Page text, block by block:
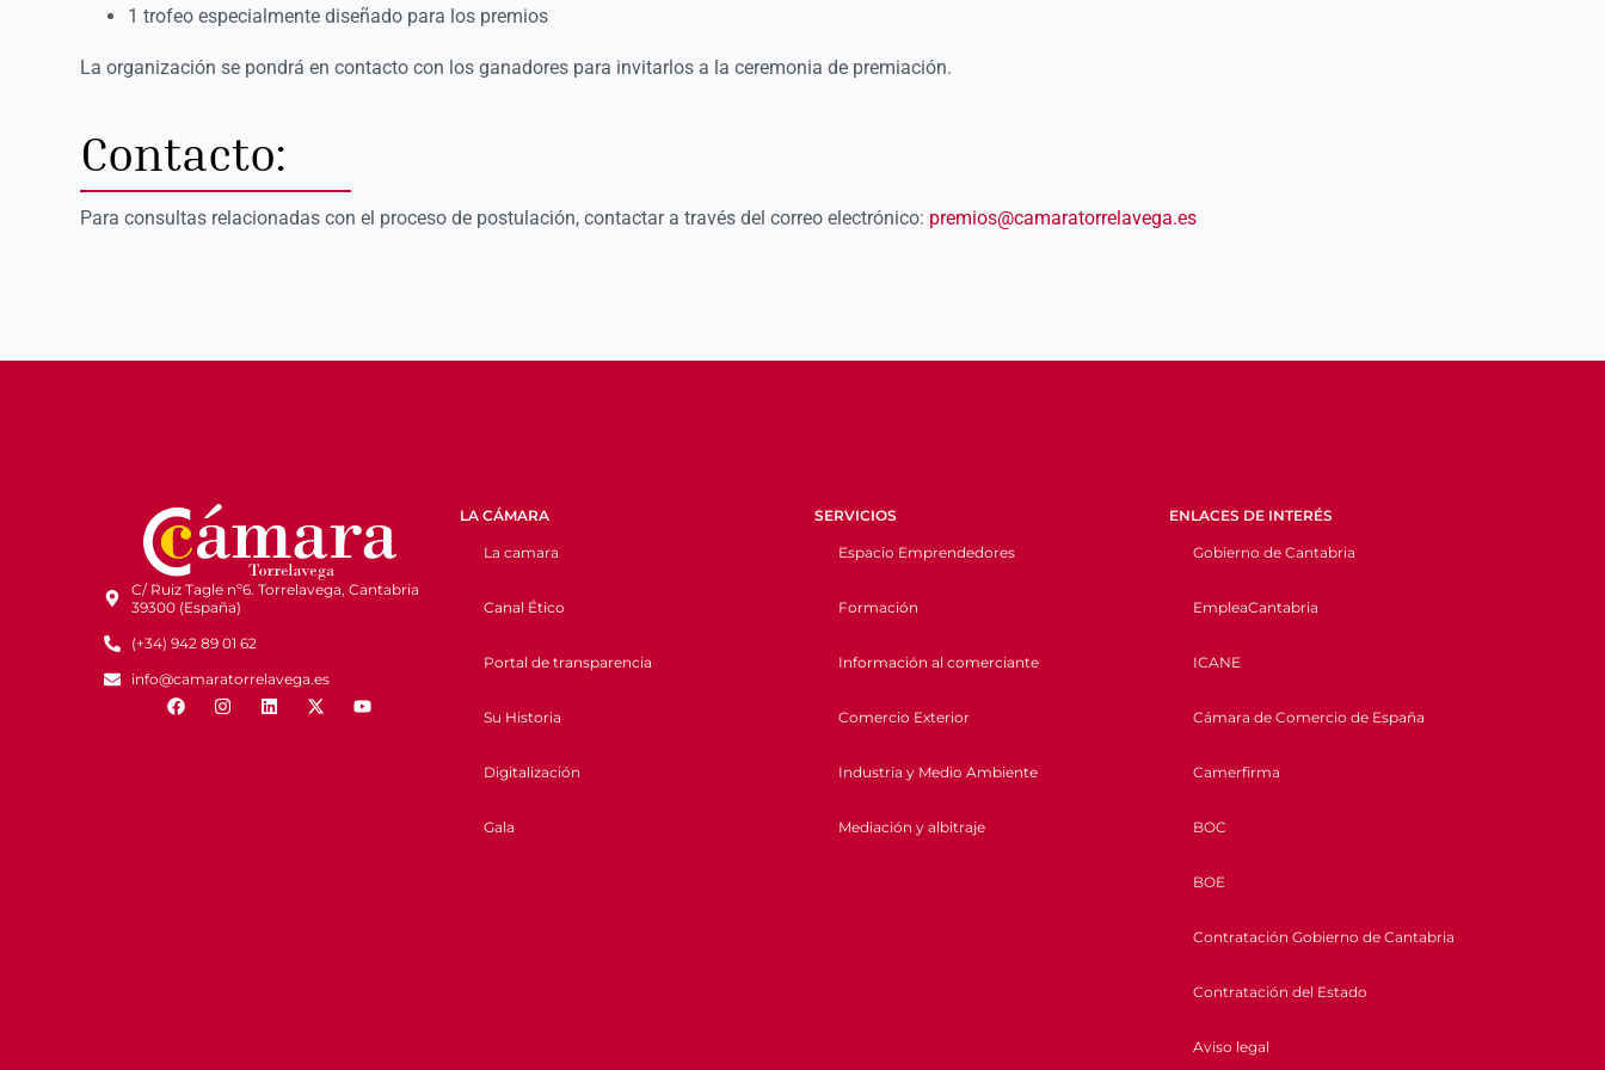
1 trofeo especialmente diseñado para los premios
La organización se pondrá en contacto con los ganadores para invitarlos a la ceremonia de premiación.
Contacto:
Para consultas relacionadas con el proceso de postulación, contactar a través del correo electrónico: premios@camaratorrelavega.es
C/ Ruiz Tagle nº6. Torrelavega, Cantabria
39300 (España)
(+34) 942 89 01 62
info@camaratorrelavega.es
LA CÁMARA
La camara
Canal Ético
Portal de transparencia
Su Historia
Digitalización
Gala
SERVICIOS
Espacio Emprendedores
Formación
Información al comerciante
Comercio Exterior
Industria y Medio Ambiente
Mediación y albitraje
ENLACES DE INTERÉS
Gobierno de Cantabria
EmpleaCantabria
ICANE
Cámara de Comercio de España
Camerfirma
BOC
BOE
Contratación Gobierno de Cantabria
Contratación del Estado
Aviso legal